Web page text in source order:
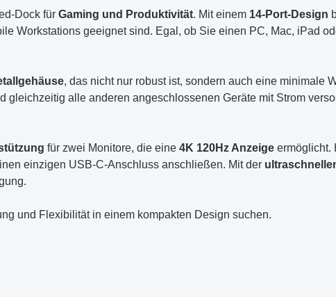
Dock für Gaming und Produktivität. Mit einem 14-Port-Design
Workstations geeignet sind. Egal, ob Sie einen PC, Mac, iPad
, das nicht nur robust ist, sondern auch eine minimale
gleichzeitig alle anderen angeschlossenen Geräte mit Strom
für zwei Monitore, die eine 4K 120Hz Anzeige ermöglicht.
einzigen USB-C-Anschluss anschließen. Mit der
und Flexibilität in einem kompakten Design suchen.